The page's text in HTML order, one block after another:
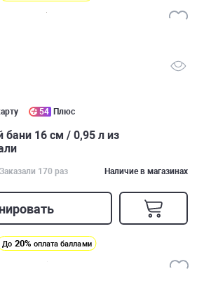
54 Плюс
16 см / 0,95 л из
Заказали 170 раз Наличие в магазинах
До 20% оплата баллами